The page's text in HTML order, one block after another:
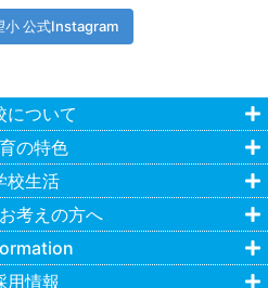
小 公式Instagram
について
の特色
校生活
考えの方へ
用情報